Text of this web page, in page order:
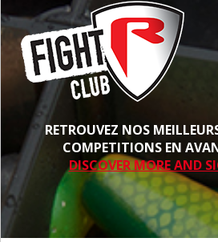
RETROUVEZ NOS
COMPETITIONS EN
DISCOVER MORE AND